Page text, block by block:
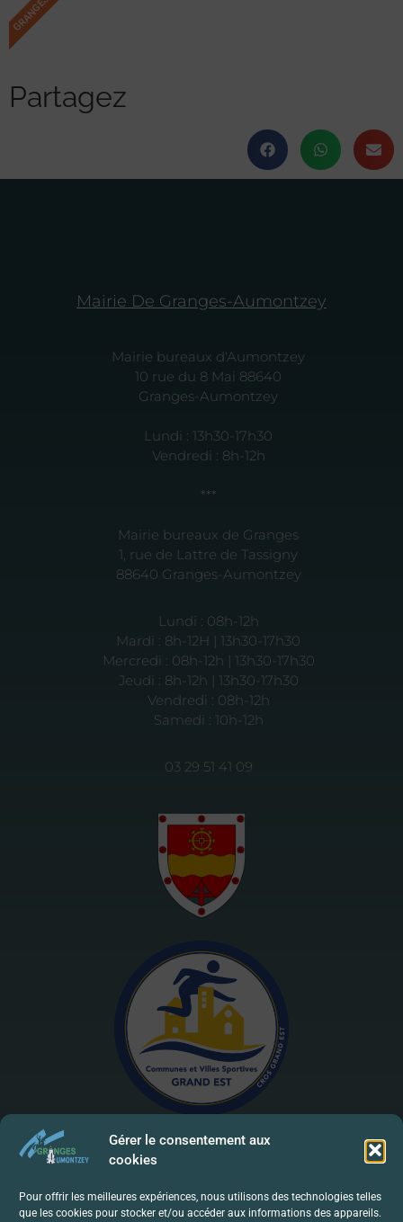
Gérer le consentement aux
cookies
Pour offrir les meilleures expériences, nous utilisons des technologies telles
que les cookies pour stocker et/ou accéder aux informations des appareils.
Partagez
Mairie De Granges-Aumontzey
Mairie bureaux d'Aumontzey
10 rue du 8 Mai 88640
Granges-Aumontzey
Lundi : 13h30-17h30
Vendredi : 8h-12h
***
Mairie bureaux de Granges
1, rue de Lattre de Tassigny
88640 Granges-Aumontzey
Lundi : 08h-12h
Mardi : 8h-12H | 13h30-17h30
Mercredi : 08h-12h | 13h30-17h30
Jeudi : 8h-12h | 13h30-17h30
Vendredi : 08h-12h
Samedi : 10h-12h
03 29 51 41 09
Mentions Légales | RGPD